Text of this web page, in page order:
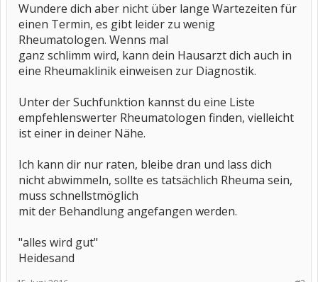
Wundere dich aber nicht über lange Wartezeiten für
einen Termin, es gibt leider zu wenig
Rheumatologen. Wenns mal
ganz schlimm wird, kann dein Hausarzt dich auch in
eine Rheumaklinik einweisen zur Diagnostik.
Unter der Suchfunktion kannst du eine Liste
empfehlenswerter Rheumatologen finden, vielleicht
ist einer in deiner Nähe.
Ich kann dir nur raten, bleibe dran und lass dich
nicht abwimmeln, sollte es tatsächlich Rheuma sein,
muss schnellstmöglich
mit der Behandlung angefangen werden.
"alles wird gut"
Heidesand